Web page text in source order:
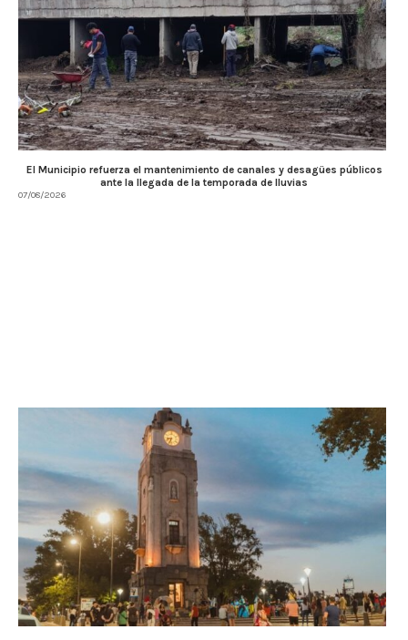
El Municipio refuerza el mantenimiento de canales y desagües públicos
ante la llegada de la temporada de lluvias
07/08/2026